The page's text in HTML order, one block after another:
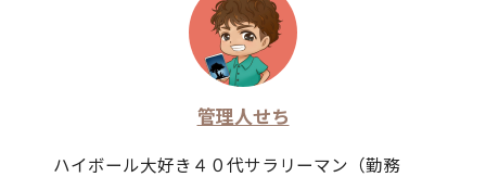
管理人せち
ハイボール大好き４０代サラリーマン（勤務